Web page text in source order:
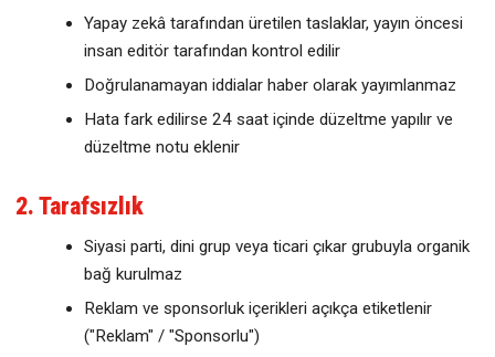
Yapay zekâ tarafından üretilen taslaklar, yayın öncesi
insan editör tarafından kontrol edilir
Doğrulanamayan iddialar haber olarak yayımlanmaz
Hata fark edilirse 24 saat içinde düzeltme yapılır ve
düzeltme notu eklenir
2. Tarafsızlık
Siyasi parti, dini grup veya ticari çıkar grubuyla organik
bağ kurulmaz
Reklam ve sponsorluk içerikleri açıkça etiketlenir
("Reklam" / "Sponsorlu")